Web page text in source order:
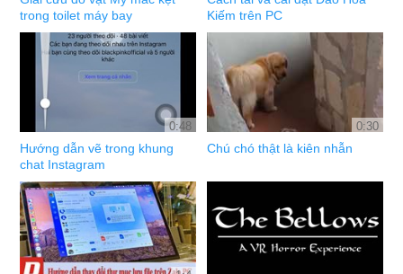
trong toilet máy bay
Kiếm trên PC
0:48
Hướng dẫn vẽ trong khung
chat Instagram
0:30
Chú chó thật là kiên nhẫn